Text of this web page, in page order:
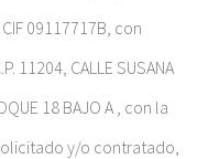
CIF 09117717B, con
11204, CALLE SUSANA
18 BAJO A , con la
y/o contratado,